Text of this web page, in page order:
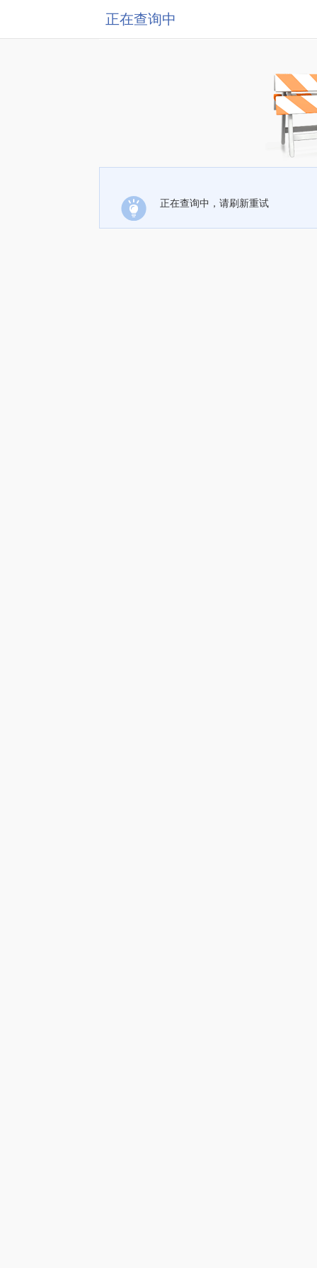
正在查询中
正在查询中，请刷新重试